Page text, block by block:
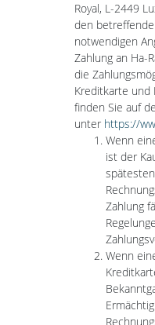
Royal, L-2449
den
notwendigen
Zahlung an Ha-
die
Kreditkarte und
finden Sie auf
unter https://
Wenn
ist der
Zahlung
Wenn